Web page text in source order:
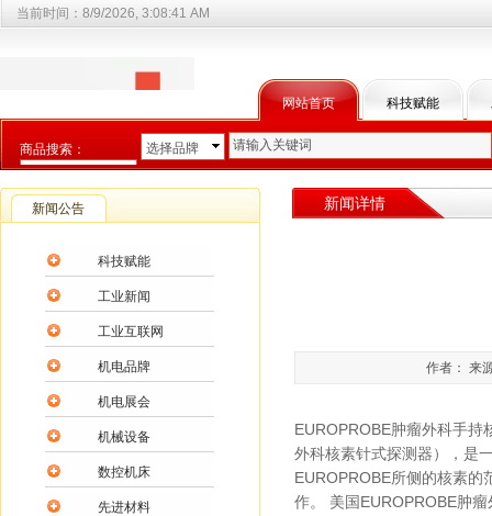
网站首页 科技赋能
当前时间： 8/9/2026, 3:08:41 AM
商品搜索：
选择商品分类
选择品牌
作者： 来
EUROPROBE肿瘤外科手
外科核素针式探测器），是
EUROPROBE所侧的核素
作。 美国EUROPROBE肿
新闻公告
科技赋能
工业新闻
工业互联网
机电品牌
机电展会
机械设备
数控机床
先进材料
新闻详情